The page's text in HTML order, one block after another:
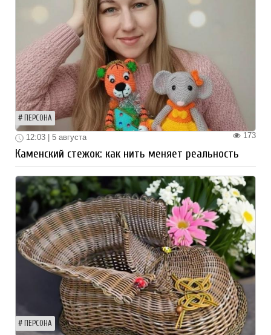
ПЕРСОНА
173
12:03 | 5 августа
Каменский стежок: как нить меняет реальность
ПЕРСОНА